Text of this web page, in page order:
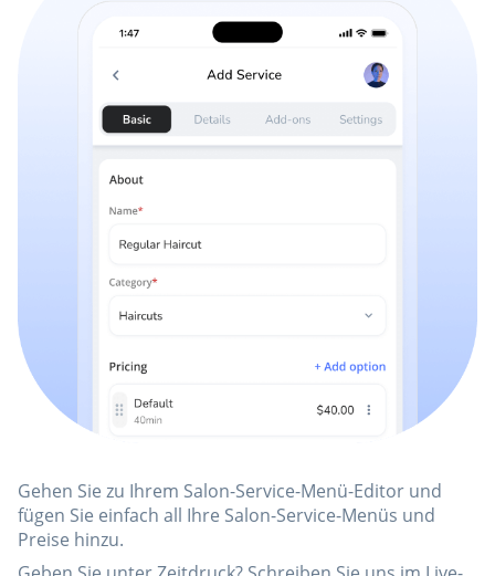
Gehen Sie zu Ihrem Salon-Service-Menü-Editor und
fügen Sie einfach all Ihre Salon-Service-Menüs und
Preise hinzu.